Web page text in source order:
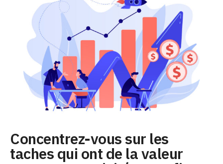
Concentrez-vous sur les
taches qui ont de la valeur